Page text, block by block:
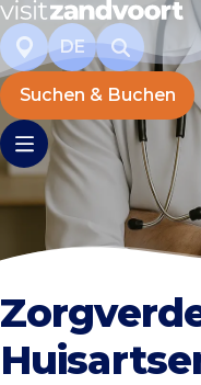
DE
Suchen & Buchen